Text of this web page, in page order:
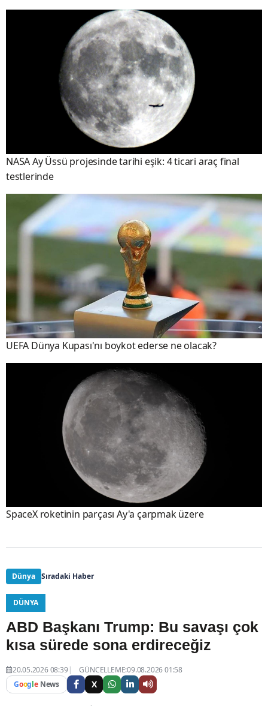
NASA Ay Üssü projesinde tarihi eşik: 4 ticari araç final
testlerinde
UEFA Dünya Kupası'nı boykot ederse ne olacak?
SpaceX roketinin parçası Ay'a çarpmak üzere
Dünya Sıradaki Haber
DÜNYA
ABD Başkanı Trump: Bu savaşı çok
kısa sürede sona erdireceğiz
20.05.2026 08:39
GÜNCELLEME:09.08.2026 01:58
Google News X